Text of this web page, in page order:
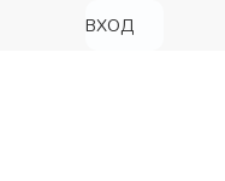
ВХОД